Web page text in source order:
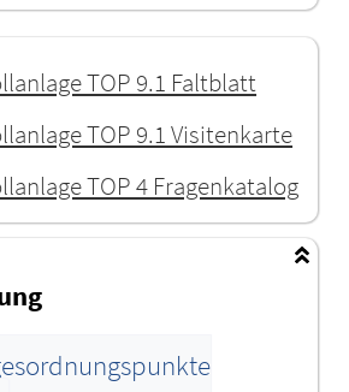
TOP 9.1 Faltblatt
TOP 9.1 Visitenkarte
TOP 4 Fragenkatalog